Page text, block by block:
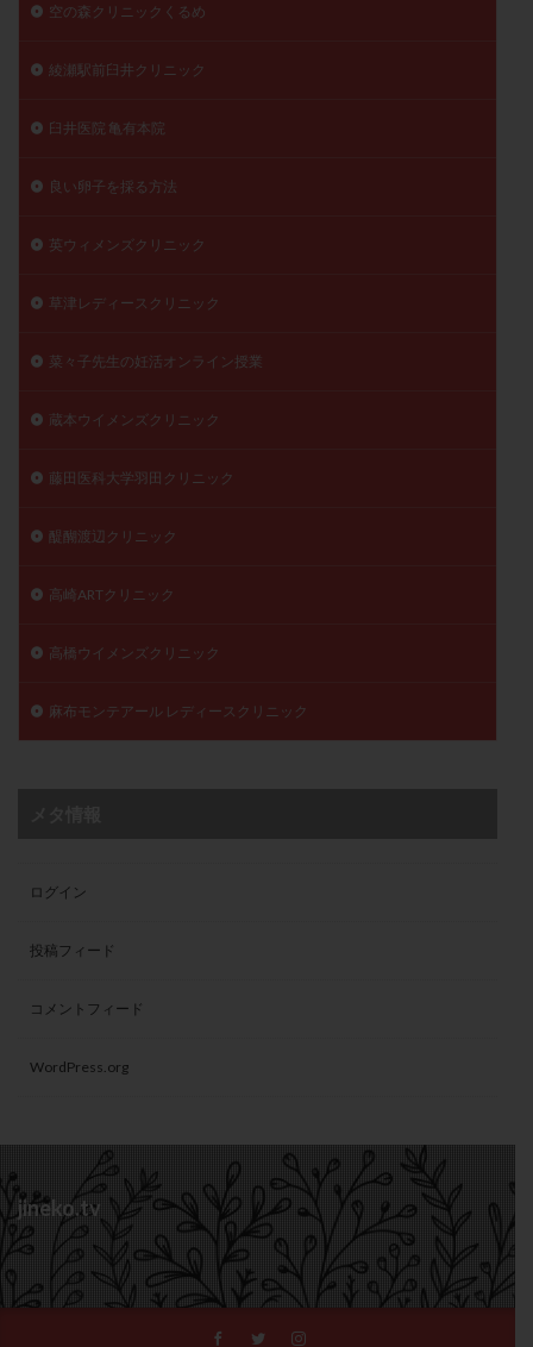
空の森クリニックくるめ
綾瀬駅前臼井クリニック
臼井医院 亀有本院
良い卵子を採る方法
英ウィメンズクリニック
草津レディースクリニック
菜々子先生の妊活オンライン授業
蔵本ウイメンズクリニック
藤田医科大学羽田クリニック
醍醐渡辺クリニック
高崎ARTクリニック
高橋ウイメンズクリニック
麻布モンテアール レディースクリニック
ログイン
投稿フィード
コメントフィード
WordPress.org
jineko.tv